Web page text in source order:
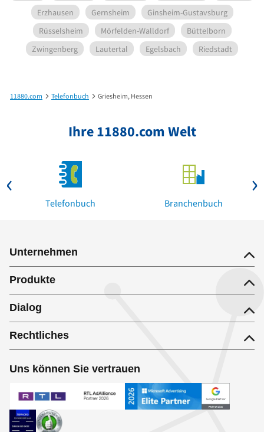
Erzhausen
Gernsheim
Ginsheim-Gustavsburg
Rüsselsheim
Mörfelden-Walldorf
Büttelborn
Zwingenberg
Lautertal Egelsbach Riedstadt
11880.com Telefonbuch Griesheim, Hessen
Ihre 11880.com Welt
Telefonbuch Branchenbuch
Unternehmen
Produkte
Dialog
Rechtliches
Uns können Sie vertrauen